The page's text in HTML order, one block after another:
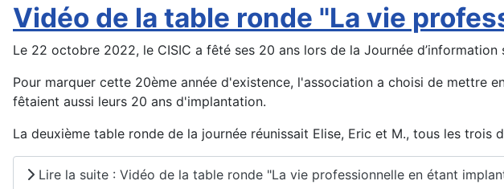
Vidéo de la table ronde "La vie
Le 22 octobre 2022, le CISIC a fêté ses 20 ans lors de la Journée
Pour marquer cette 20ème année d'existence, l'association a choisi de mettre
fêtaient aussi leurs 20 ans d'implantation.
La deuxième table ronde de la journée réunissait Elise, Eric et M., tous les trois
Lire la suite : Vidéo de la table ronde "La vie professionnelle en étant